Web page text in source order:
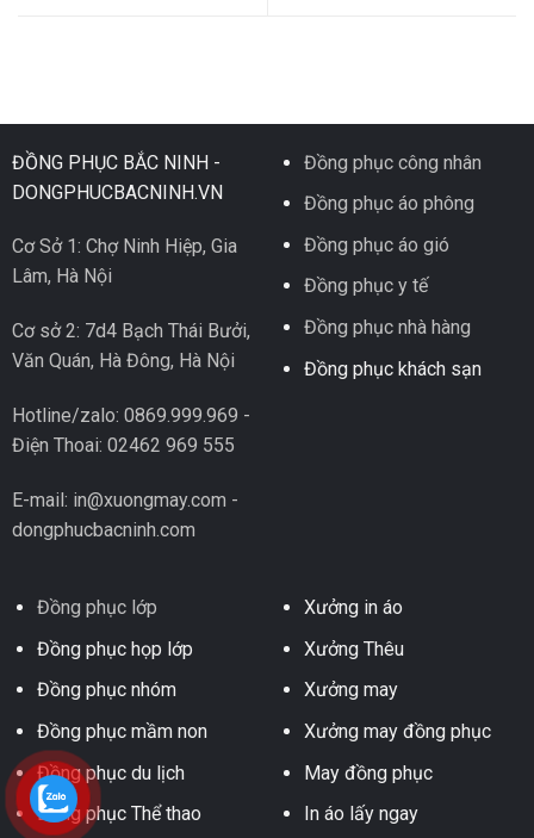
ĐỒNG PHỤC BẮC NINH -
DONGPHUCBACNINH.VN
Cơ Sở 1: Chợ Ninh Hiệp, Gia
Lâm, Hà Nội
Cơ sở 2: 7d4 Bạch Thái Bưởi,
Văn Quán, Hà Đông, Hà Nội
Hotline/zalo: 0869.999.969 -
Điện Thoai: 02462 969 555
E-mail: in@xuongmay.com -
dongphucbacninh.com
Đồng phục công nhân
Đồng phục áo phông
Đồng phục áo gió
Đồng phục y tế
Đồng phục nhà hàng
Đồng phục khách sạn
Đồng phục lớp
Đồng phục họp lớp
Đồng phục nhóm
Đồng phục mầm non
Đồng phục du lịch
Đồng phục Thể thao
Xưởng in áo
Xưởng Thêu
Xưởng may
Xưởng may đồng phục
May đồng phục
In áo lấy ngay